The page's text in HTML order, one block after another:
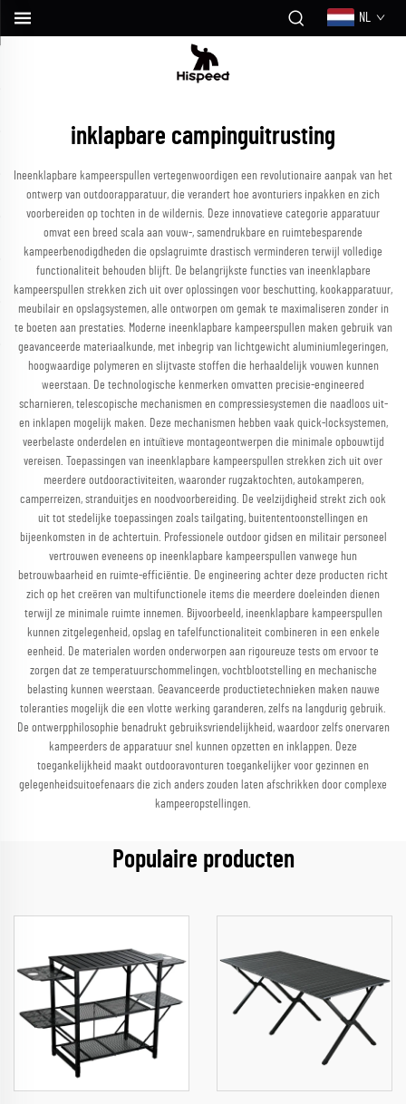
NL
inklapbare campinguitrusting
Ineenklapbare kampeerspullen vertegenwoordigen een revolutionaire aanpak van het
ontwerp van outdoorapparatuur, die verandert hoe avonturiers inpakken en zich
voorbereiden op tochten in de wildernis. Deze innovatieve categorie apparatuur
omvat een breed scala aan vouw-, samendrukbare en ruimtebesparende
kampeerbenodigdheden die opslagruimte drastisch verminderen terwijl volledige
functionaliteit behouden blijft. De belangrijkste functies van ineenklapbare
kampeerspullen strekken zich uit over oplossingen voor beschutting, kookapparatuur,
meubilair en opslagsystemen, alle ontworpen om gemak te maximaliseren zonder in
te boeten aan prestaties. Moderne ineenklapbare kampeerspullen maken gebruik van
geavanceerde materiaalkunde, met inbegrip van lichtgewicht aluminiumlegeringen,
hoogwaardige polymeren en slijtvaste stoffen die herhaaldelijk vouwen kunnen
weerstaan. De technologische kenmerken omvatten precisie-engineered
scharnieren, telescopische mechanismen en compressiesystemen die naadloos uit-
en inklapen mogelijk maken. Deze mechanismen hebben vaak quick-locksystemen,
veerbelaste onderdelen en intuïtieve montageontwerpen die minimale opbouwtijd
vereisen. Toepassingen van ineenklapbare kampeerspullen strekken zich uit over
meerdere outdooractiviteiten, waaronder rugzaktochten, autokamperen,
camperreizen, stranduitjes en noodvoorbereiding. De veelzijdigheid strekt zich ook
uit tot stedelijke toepassingen zoals tailgating, buitententoonstellingen en
bijeenkomsten in de achtertuin. Professionele outdoor gidsen en militair personeel
vertrouwen eveneens op ineenklapbare kampeerspullen vanwege hun
betrouwbaarheid en ruimte-efficiëntie. De engineering achter deze producten richt
zich op het creëren van multifunctionele items die meerdere doeleinden dienen
terwijl ze minimale ruimte innemen. Bijvoorbeeld, ineenklapbare kampeerspullen
kunnen zitgelegenheid, opslag en tafelfunctionaliteit combineren in een enkele
eenheid. De materialen worden onderworpen aan rigoureuze tests om ervoor te
zorgen dat ze temperatuurschommelingen, vochtblootstelling en mechanische
belasting kunnen weerstaan. Geavanceerde productietechnieken maken nauwe
toleranties mogelijk die een vlotte werking garanderen, zelfs na langdurig gebruik.
De ontwerpphilosophie benadrukt gebruiksvriendelijkheid, waardoor zelfs onervaren
kampeerders de apparatuur snel kunnen opzetten en inklappen. Deze
toegankelijkheid maakt outdooravonturen toegankelijker voor gezinnen en
gelegenheidsuitoefenaars die zich anders zouden laten afschrikken door complexe
kampeeropstellingen.
Populaire producten